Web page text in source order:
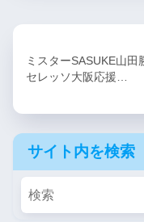
ミスターSASUKE山田
セレッソ大阪応援…
サイト内を検索